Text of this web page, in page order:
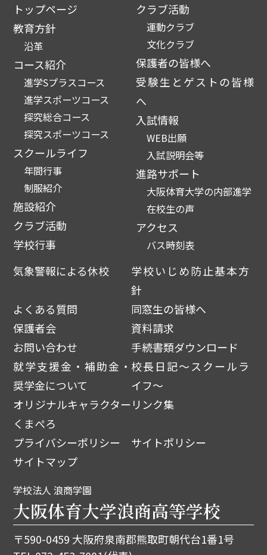
トップページ
教育方針
沿革
コース紹介
進学Sプラスコース
進学スポーツコース
探究総合コース
探究スポーツコース
スクールライフ
年間行事
制服紹介
施設紹介
クラブ活動
学校行事
クラブ活動
運動クラブ
文化クラブ
保護者の皆様へ
受験生とゲストの皆様
へ
入試情報
WEB出願
入試説明会等
進路サポート
大阪体育大学の内部進学
在校生の声
アクセス
バス時刻表
気象警報による休校
学校いじめ防止基本方
針
よくある質問
同窓生の皆様へ
保護者会
資料請求
お問い合わせ
手続書類ダウンロード
就学支援金・補助金・
奨学金について
校長日記～スクールラ
イフ～
オリジナルキャラクター
くまぺろ
リンク集
プライバシーポリシー
サイトポリシー
サイトマップ
学校法人 浪商学園
大阪体育大学浪商高等学校
〒590-0459 大阪府泉南郡熊取町朝代台1番1号